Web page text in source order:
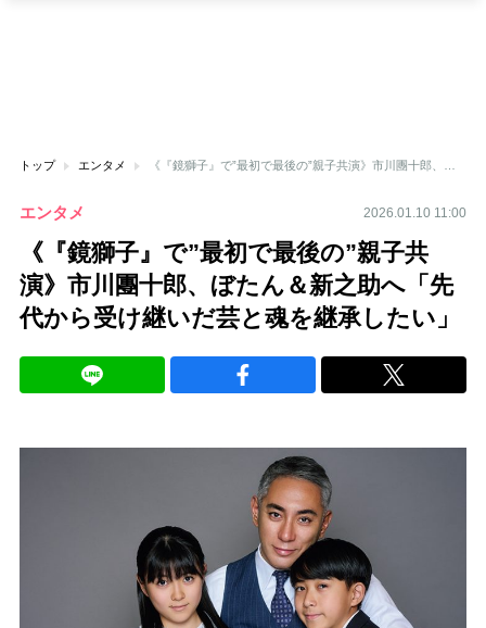
トップ エンタメ
エンタメ 2026.01.10 11:00
《『鏡獅子』で”最初で最後の”親子共
演》市川團十郎、ぼたん＆新之助へ「先
代から受け継いだ芸と魂を継承したい」